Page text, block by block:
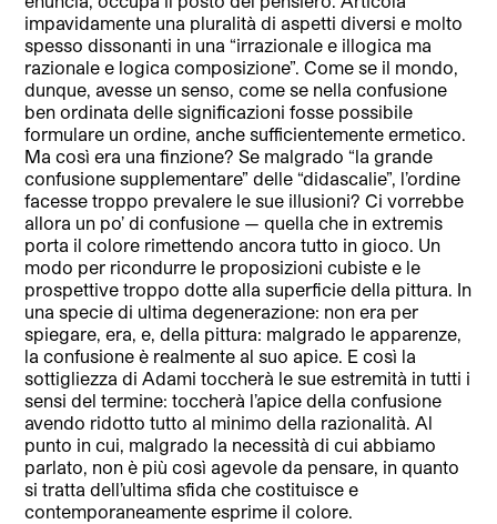
impavidamente una pluralità di aspetti diversi e molto
spesso dissonanti in una “irrazionale e illogica ma
razionale e logica composizione”. Come se il mondo,
dunque, avesse un senso, come se nella confusione
ben ordinata delle significazioni fosse possibile
formulare un ordine, anche sufficientemente ermetico.
Ma così era una finzione? Se malgrado “la grande
confusione supplementare” delle “didascalie”, l’ordine
facesse troppo prevalere le sue illusioni? Ci vorrebbe
allora un po’ di confusione — quella che in extremis
porta il colore rimettendo ancora tutto in gioco. Un
modo per ricondurre le proposizioni cubiste e le
prospettive troppo dotte alla superficie della pittura. In
una specie di ultima degenerazione: non era per
spiegare, era, e, della pittura: malgrado le apparenze,
la confusione è realmente al suo apice. E così la
sottigliezza di Adami toccherà le sue estremità in tutti i
sensi del termine: toccherà l’apice della confusione
avendo ridotto tutto al minimo della razionalità. Al
punto in cui, malgrado la necessità di cui abbiamo
parlato, non è più così agevole da pensare, in quanto
si tratta dell’ultima sfida che costituisce e
contemporaneamente esprime il colore.